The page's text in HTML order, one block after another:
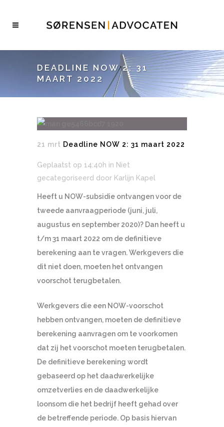
DEADLINE NOW 2: 31
MAART 2022
21 mrt Deadline NOW 2: 31 maart 2022
Geplaatst op 14:40h in Niet
gecategoriseerd door Karlijn Kapel
Heeft u NOW-subsidie ontvangen voor de
tweede aanvraagperiode (juni, juli,
augustus en september 2020)? Dan heeft u
t/m 31 maart 2022 om de definitieve
berekening aan te vragen. Werkgevers die
dit niet doen, moeten het ontvangen
voorschot terugbetalen.
Werkgevers die een NOW-voorschot
hebben ontvangen, moeten de definitieve
berekening aanvragen om te voorkomen
dat zij het voorschot moeten terugbetalen.
De definitieve berekening wordt
gebaseerd op het daadwerkelijke
omzetverlies en de daadwerkelijke
loonsom die het bedrijf heeft gehad over
de betreffende periode. Op basis hiervan